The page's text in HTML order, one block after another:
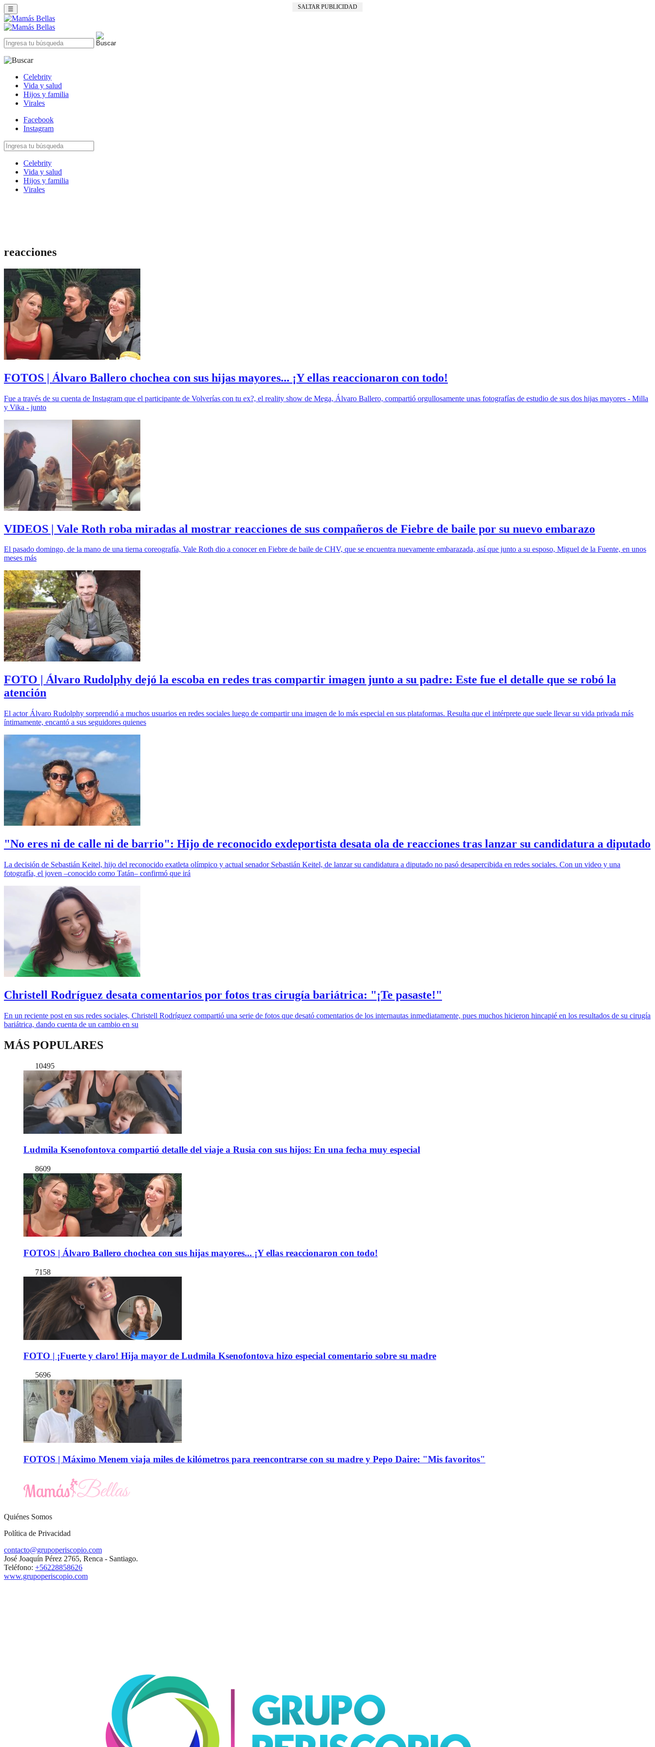
SALTAR PUBLICIDAD
☰
Celebrity
Vida y salud
Hijos y familia
Virales
Facebook
Instagram
Celebrity
Vida y salud
Hijos y familia
Virales
reacciones
FOTOS | Álvaro Ballero chochea con sus hijas mayores... ¡Y ellas reaccionaron con todo!
Fue a través de su cuenta de Instagram que el participante de Volverías con tu ex?, el reality show de Mega, Álvaro Ballero, compartió orgullosamente unas fotografías de estudio de sus dos hijas mayores - Milla
y Vika - junto
VIDEOS | Vale Roth roba miradas al mostrar reacciones de sus compañeros de Fiebre de baile por su nuevo embarazo
El pasado domingo, de la mano de una tierna coreografía, Vale Roth dio a conocer en Fiebre de baile de CHV, que se encuentra nuevamente embarazada, así que junto a su esposo, Miguel de la Fuente, en unos
meses más
FOTO | Álvaro Rudolphy dejó la escoba en redes tras compartir imagen junto a su padre: Este fue el detalle que se robó la
atención
El actor Álvaro Rudolphy sorprendió a muchos usuarios en redes sociales luego de compartir una imagen de lo más especial en sus plataformas. Resulta que el intérprete que suele llevar su vida privada más
íntimamente, encantó a sus seguidores quienes
"No eres ni de calle ni de barrio": Hijo de reconocido exdeportista desata ola de reacciones tras lanzar su candidatura a diputado
La decisión de Sebastián Keitel, hijo del reconocido exatleta olímpico y actual senador Sebastián Keitel, de lanzar su candidatura a diputado no pasó desapercibida en redes sociales. Con un video y una
fotografía, el joven –conocido como Tatán– confirmó que irá
Christell Rodríguez desata comentarios por fotos tras cirugía bariátrica: "¡Te pasaste!"
En un reciente post en sus redes sociales, Christell Rodríguez compartió una serie de fotos que desató comentarios de los internautas inmediatamente, pues muchos hicieron hincapié en los resultados de su cirugía
bariátrica, dando cuenta de un cambio en su
MÁS POPULARES
10495
Ludmila Ksenofontova compartió detalle del viaje a Rusia con sus hijos: En una fecha muy especial
8609
FOTOS | Álvaro Ballero chochea con sus hijas mayores... ¡Y ellas reaccionaron con todo!
7158
FOTO | ¡Fuerte y claro! Hija mayor de Ludmila Ksenofontova hizo especial comentario sobre su madre
5696
FOTOS | Máximo Menem viaja miles de kilómetros para reencontrarse con su madre y Pepo Daire: "Mis favoritos"
Quiénes Somos
Política de Privacidad
contacto@grupoperiscopio.com
José Joaquín Pérez 2765, Renca - Santiago.
Teléfono: +56228858626
www.grupoperiscopio.com